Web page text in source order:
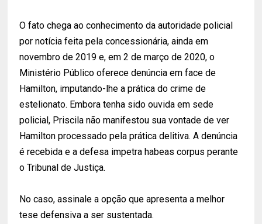
O fato chega ao conhecimento da autoridade policial
por notícia feita pela concessionária, ainda em
novembro de 2019 e, em 2 de março de 2020, o
Ministério Público oferece denúncia em face de
Hamilton, imputando-lhe a prática do crime de
estelionato. Embora tenha sido ouvida em sede
policial, Priscila não manifestou sua vontade de ver
Hamilton processado pela prática delitiva. A denúncia
é recebida e a defesa impetra habeas corpus perante
o Tribunal de Justiça.
No caso, assinale a opção que apresenta a melhor
tese defensiva a ser sustentada.